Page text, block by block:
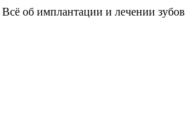
Всё об имплантации и лечении зубов